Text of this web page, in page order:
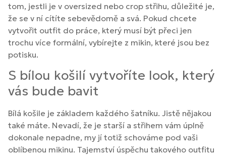
tom, jestli je v oversized nebo crop střihu, důležité je,
že se v ní cítíte sebevědomě a svá. Pokud chcete
vytvořit outfit do práce, který musí být přeci jen
trochu více formální, vybírejte z mikin, které jsou bez
potisku.
S bílou košilí vytvoříte look, který
vás bude bavit
Bílá košile je základem každého šatníku. Jistě nějakou
také máte. Nevadí, že je starší a střihem vám úplně
dokonale nepadne, my jí totiž schováme pod vaši
oblíbenou mikinu. Tajemství úspěchu takového outfitu